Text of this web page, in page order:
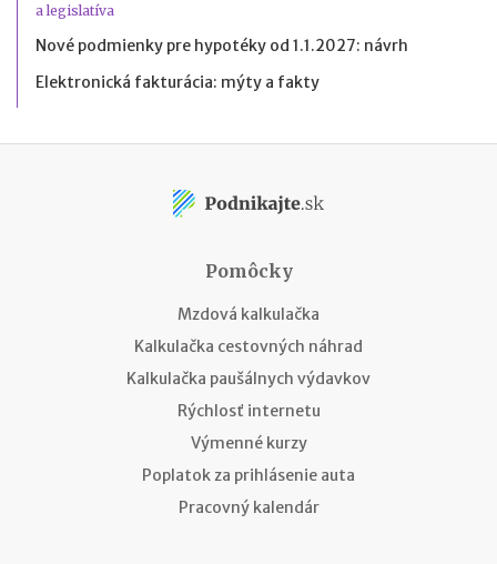
a legislatíva
Nové podmienky pre hypotéky od 1.1.2027: návrh
Elektronická fakturácia: mýty a fakty
Pomôcky
Mzdová kalkulačka
Kalkulačka cestovných náhrad
Kalkulačka paušálnych výdavkov
Rýchlosť internetu
Výmenné kurzy
Poplatok za prihlásenie auta
Pracovný kalendár